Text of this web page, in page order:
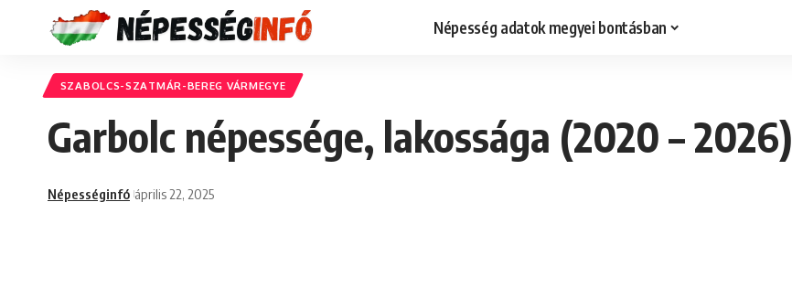
Népesség adatok megyei bontásban
SZABOLCS-SZATMÁR-BEREG VÁRMEGYE
Garbolc népessége, lakossága (2020 – 2026)
Népességinfó április 22, 2025